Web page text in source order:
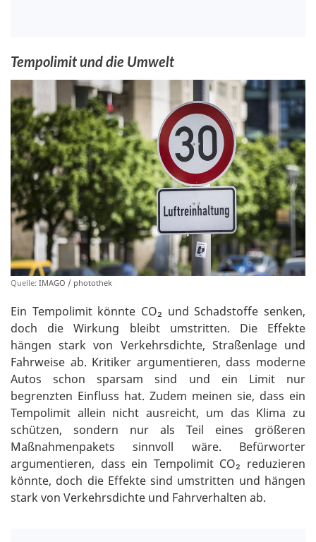
Tempolimit und die Umwelt
Quelle: IMAGO / photothek
Ein Tempolimit könnte CO₂ und Schadstoffe senken,
doch die Wirkung bleibt umstritten. Die Effekte
hängen stark von Verkehrsdichte, Straßenlage und
Fahrweise ab. Kritiker argumentieren, dass moderne
Autos schon sparsam sind und ein Limit nur
begrenzten Einfluss hat. Zudem meinen sie, dass ein
Tempolimit allein nicht ausreicht, um das Klima zu
schützen, sondern nur als Teil eines größeren
Maßnahmenpakets sinnvoll wäre. Befürworter
argumentieren, dass ein Tempolimit CO₂ reduzieren
könnte, doch die Effekte sind umstritten und hängen
stark von Verkehrsdichte und Fahrverhalten ab.